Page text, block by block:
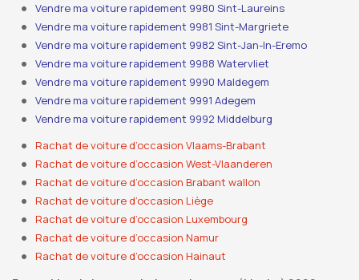
Vendre ma voiture rapidement 9980 Sint-Laureins
Vendre ma voiture rapidement 9981 Sint-Margriete
Vendre ma voiture rapidement 9982 Sint-Jan-In-Eremo
Vendre ma voiture rapidement 9988 Watervliet
Vendre ma voiture rapidement 9990 Maldegem
Vendre ma voiture rapidement 9991 Adegem
Vendre ma voiture rapidement 9992 Middelburg
Rachat de voiture d’occasion Vlaams-Brabant
Rachat de voiture d’occasion West-Vlaanderen
Rachat de voiture d’occasion Brabant wallon
Rachat de voiture d’occasion Liège
Rachat de voiture d’occasion Luxembourg
Rachat de voiture d’occasion Namur
Rachat de voiture d’occasion Hainaut